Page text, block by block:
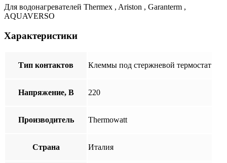
Для водонагревателей Thermex , Ariston , Garanterm ,
AQUAVERSO
Характеристики
Тип контактов Клеммы под стержневой термостат
Напряжение, В 220
Производитель Thermowatt
Страна Италия